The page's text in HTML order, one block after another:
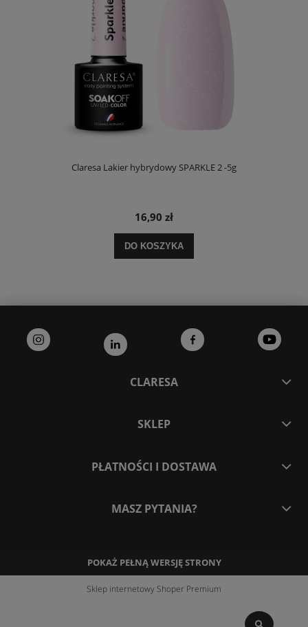
Claresa Lakier hybrydowy SPARKLE 2 -5g
16,90 zł
DO KOSZYKA
CLARESA
SKLEP
PŁATNOŚCI I DOSTAWA
MASZ PYTANIA?
POKAŻ PEŁNĄ WERSJĘ STRONY
Sklep internetowy Shoper Premium